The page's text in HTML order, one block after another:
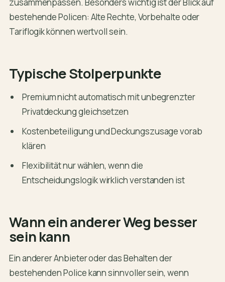
bestehende Policen: Alte Rechte, Vorbehalte oder
Tariflogik können wertvoll sein.
Typische Stolperpunkte
Premium nicht automatisch mit unbegrenzter
Privatdeckung gleichsetzen
Kostenbeteiligung und Deckungszusage vorab
klären
Flexibilität nur wählen, wenn die
Entscheidungslogik wirklich verstanden ist
Wann ein anderer Weg besser
sein kann
Ein anderer Anbieter oder das Behalten der
bestehenden Police kann sinnvoller sein, wenn